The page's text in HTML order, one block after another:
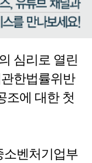
심리로 열린
한법률위반
조에 대한 첫
소벤처기업부